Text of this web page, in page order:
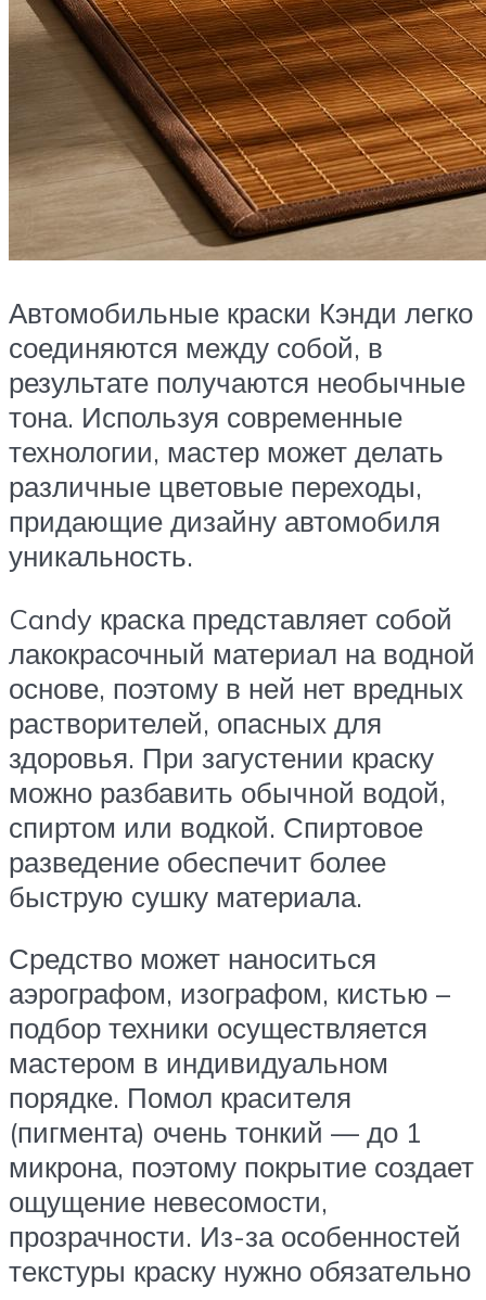
Автомобильные краски Кэнди легко
соединяются между собой, в
результате получаются необычные
тона. Используя современные
технологии, мастер может делать
различные цветовые переходы,
придающие дизайну автомобиля
уникальность.
Candy краска представляет собой
лакокрасочный материал на водной
основе, поэтому в ней нет вредных
растворителей, опасных для
здоровья. При загустении краску
можно разбавить обычной водой,
спиртом или водкой. Спиртовое
разведение обеспечит более
быструю сушку материала.
Средство может наноситься
аэрографом, изографом, кистью –
подбор техники осуществляется
мастером в индивидуальном
порядке. Помол красителя
(пигмента) очень тонкий — до 1
микрона, поэтому покрытие создает
ощущение невесомости,
прозрачности. Из-за особенностей
текстуры краску нужно обязательно